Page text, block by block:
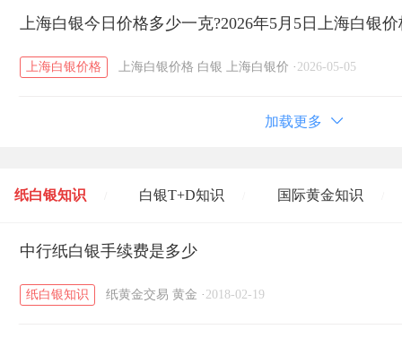
上海白银今日价格多少一克?2026年5月5日上海白银
上海白银价格 上海白银价格 白银 上海白银价 · 2026-05-05
加载更多
纸白银知识 白银T+D知识 国际黄金知识
黄金T+D知识 / 粤贵银知识
中行纸白银手续费是多少
纸白银知识 纸黄金交易 黄金 · 2018-02-19